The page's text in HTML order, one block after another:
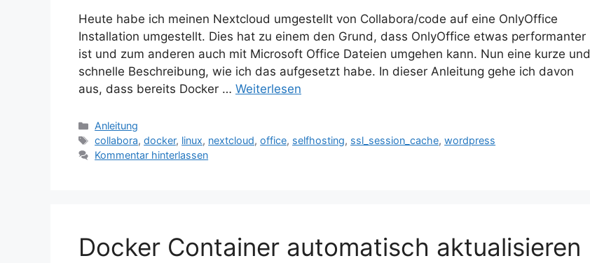
Heute habe ich meinen Nextcloud umgestellt von Collabora/code auf eine OnlyOffice
Installation umgestellt. Dies hat zu einem den Grund, dass OnlyOffice etwas performanter
ist und zum anderen auch mit Microsoft Office Dateien umgehen kann. Nun eine kurze und
schnelle Beschreibung, wie ich das aufgesetzt habe. In dieser Anleitung gehe ich davon
aus, dass bereits Docker … Weiterlesen
Kategorien
Anleitung
Schlagwörter
collabora,docker, linux, nextcloud,office, selfhosting, ssl_session_cache,wordpress
Kommentar hinterlassen
Docker Container automatisch aktualisieren